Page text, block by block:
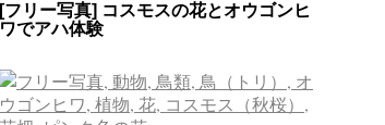
[フリー写真] コスモスの花とオウゴンヒ
ワでアハ体験